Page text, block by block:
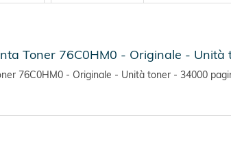
Toner 76C0HM0 - Originale - Unità
76C0HM0 - Originale - Unità toner - 34000